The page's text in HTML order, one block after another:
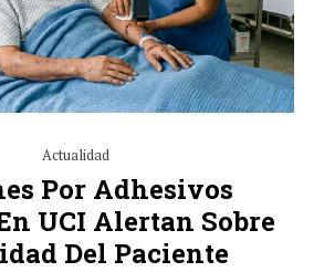
Actualidad
Por Adhesivos
UCI Alertan Sobre
Del Paciente